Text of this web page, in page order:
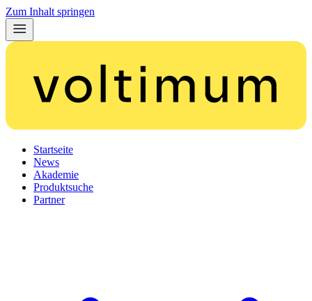
Zum Inhalt springen
Startseite
News
Akademie
Produktsuche
Partner